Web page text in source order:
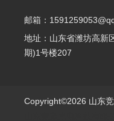
邮箱：
地址：山东省潍坊高新
期)1号楼207
Copyright©2026 山东